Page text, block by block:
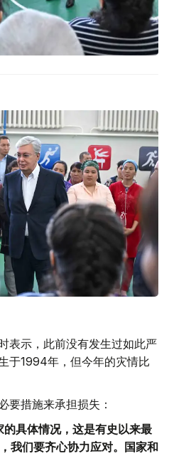
表示，此前没有发生过如此严
于1994年，但今年的灾情比
要措施来承担损失：
具体情况，这是有史以来最
我们要齐心协力应对。国家和